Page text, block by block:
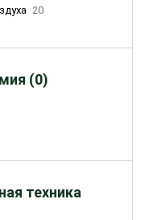
20
(0)
техника